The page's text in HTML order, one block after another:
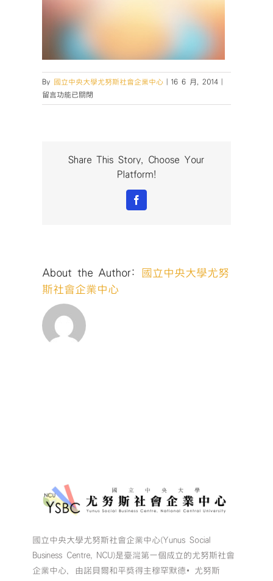
By 國立中央大學尤努斯社會企業中心 16 6 月, 2014
中
留言功能已關閉
Share This Story, Choose Your
Platform!
Facebook
About the Author:
國立中央大學尤努
斯社會企業中心
國立中央大學尤努斯社會企業中心(Yunus Social
Business Centre, NCU)是臺灣第一個成立的尤努斯社會
企業中心，由諾貝爾和平獎得主穆罕默德•尤努斯